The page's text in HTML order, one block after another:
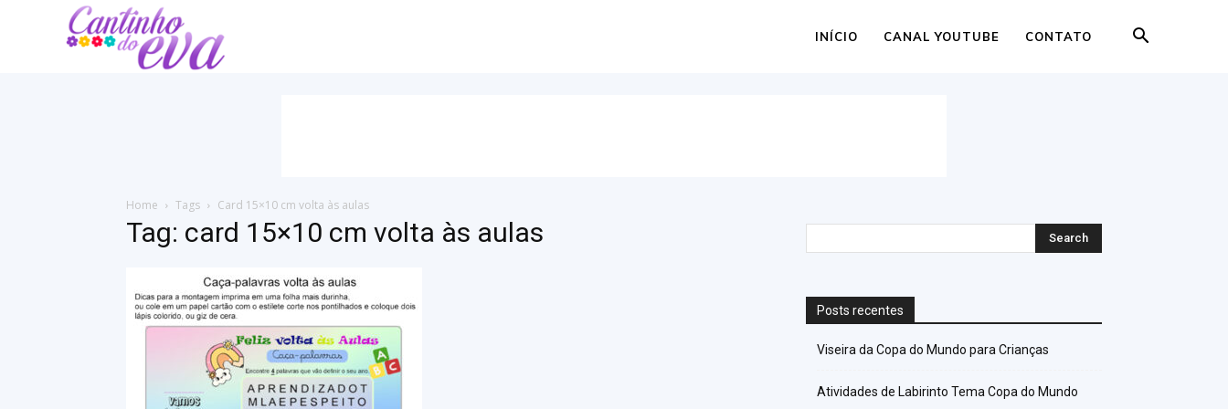
INÍCIO CANAL YOUTUBE CONTATO
Home Tags Card 15×10 cm volta às aulas
Tag: card 15×10 cm volta às aulas
Posts recentes
Viseira da Copa do Mundo para Crianças
Atividades de Labirinto Tema Copa do Mundo